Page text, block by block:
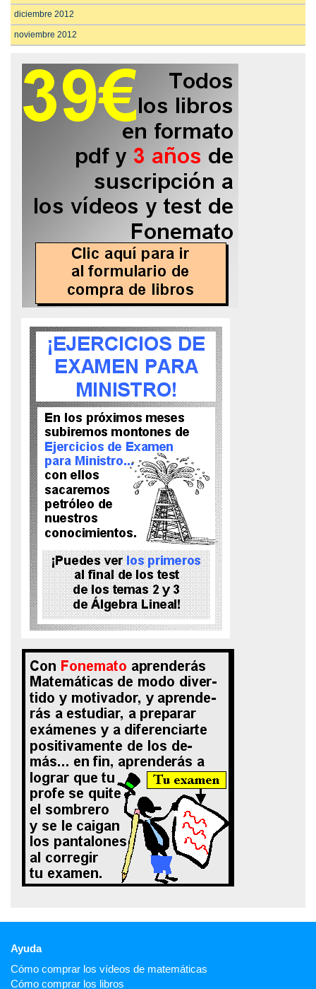
diciembre 2012
noviembre 2012
Ayuda
Cómo comprar los vídeos de matemáticas
Cómo comprar los libros